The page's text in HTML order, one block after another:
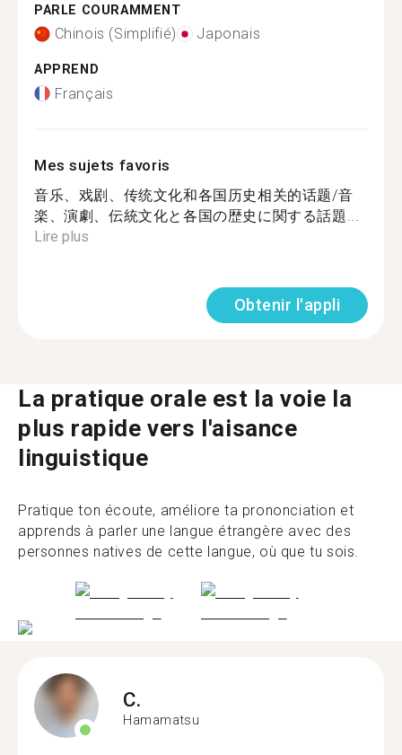
PARLE COURAMMENT
Chinois (Simplifié) Japonais
APPREND
Français
Mes sujets favoris
音乐、戏剧、传统文化和各国历史相关的话题/音
楽、演劇、伝統文化と各国の歴史に関する話題...
Lire plus
Obtenir l'appli
La pratique orale est la voie la
plus rapide vers l'aisance
linguistique
Pratique ton écoute, améliore ta prononciation et
apprends à parler une langue étrangère avec des
personnes natives de cette langue, où que tu sois.
C.
Hamamatsu